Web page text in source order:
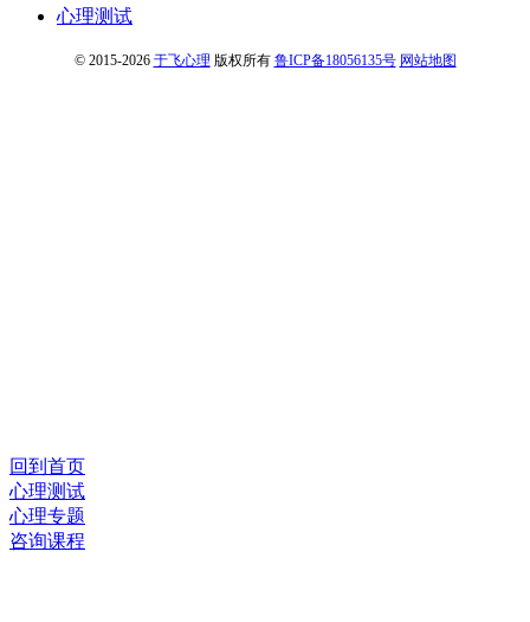
心理测试
© 2015-2026 于飞心理 版权所有 鲁ICP备18056135号 网站地图
回到首页
心理测试
心理专题
咨询课程